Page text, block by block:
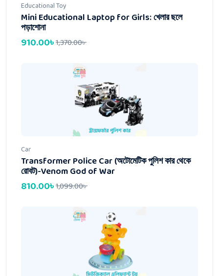
Educational Toy
Mini Educational Laptop for Girls: খেলার ছলে
পড়াশোনা
1,370.00৳
910.00৳
Car
Transformer Police Car (অটোমেটিক পুলিশ কার থেকে
রোবট)-Venom God of War
1,099.00৳
810.00৳